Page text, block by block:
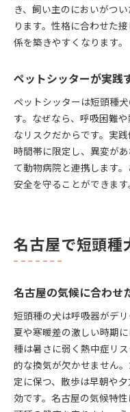
き、飼い主のにおいがつ
ります。性格に合わせた
係を築きやすくなります。
ペットシッターが実践
ペットシッターは短頭種
す。なぜなら、呼吸困難
なリスクだからです。実
時間帯に限定し、異変が
て動物病院と連携します
安全を守ることができます
名古屋で短頭種
名古屋の気候に合わせ
短頭種の犬は呼吸器がデ
夏や寒暖差の激しい時期
種は暑さに弱く熱中症リ
的な換気が欠かせません
定に保つ、散歩は早朝や
効です。名古屋の気候特